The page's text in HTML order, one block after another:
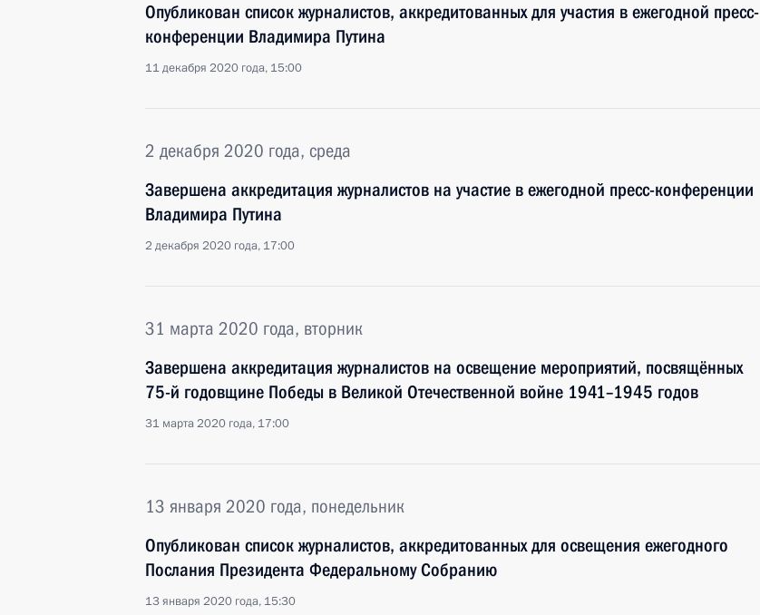
Опубликован список журналистов, аккредитованных для участия в ежегодной пресс-
конференции Владимира Путина
11 декабря 2020 года, 15:00
2 декабря 2020 года, среда
Завершена аккредитация журналистов на участие в ежегодной пресс-конференции
Владимира Путина
2 декабря 2020 года, 17:00
31 марта 2020 года, вторник
Завершена аккредитация журналистов на освещение мероприятий, посвящённых
75-й годовщине Победы в Великой Отечественной войне 1941–1945 годов
31 марта 2020 года, 17:00
13 января 2020 года, понедельник
Опубликован список журналистов, аккредитованных для освещения ежегодного
Послания Президента Федеральному Собранию
13 января 2020 года, 15:30